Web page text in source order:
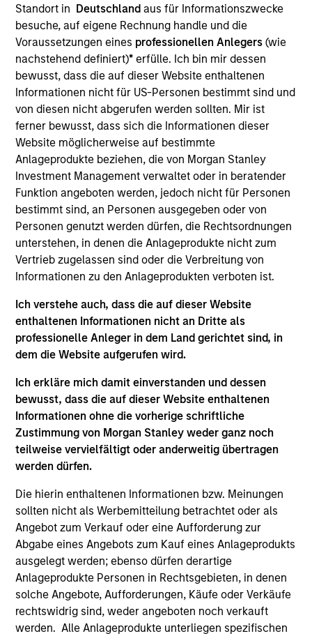
Standort in Deutschland aus für Informationszwecke
besuche, auf eigene Rechnung handle und die
Voraussetzungen eines professionellen Anlegers(wie
nachstehend definiert)* erfülle. Ich bin mir dessen
bewusst, dass die auf dieser Website enthaltenen
Informationen nicht für US-Personen bestimmt sind und
von diesen nicht abgerufen werden sollten. Mir ist
ferner bewusst, dass sich die Informationen dieser
Website möglicherweise auf bestimmte
Anlageprodukte beziehen, die von Morgan Stanley
Investment Management verwaltet oder in beratender
Funktion angeboten werden, jedoch nicht für Personen
bestimmt sind, an Personen ausgegeben oder von
Personen genutzt werden dürfen, die Rechtsordnungen
unterstehen, in denen die Anlageprodukte nicht zum
Vertrieb zugelassen sind oder die Verbreitung von
Informationen zu den Anlageprodukten verboten ist.
Ich verstehe auch, dass die auf dieser Website
enthaltenen Informationen nicht an Dritte als
professionelle Anleger in dem Land gerichtet sind, in
dem die Website aufgerufen wird.
Ich erkläre mich damit einverstanden und dessen
bewusst, dass die auf dieser Website enthaltenen
Informationen ohne die vorherige schriftliche
Zustimmung von Morgan Stanley weder ganz noch
teilweise vervielfältigt oder anderweitig übertragen
werden dürfen.
Die hierin enthaltenen Informationen bzw. Meinungen
sollten nicht als Werbemitteilung betrachtet oder als
Angebot zum Verkauf oder eine Aufforderung zur
Abgabe eines Angebots zum Kauf eines Anlageprodukts
ausgelegt werden; ebenso dürfen derartige
Anlageprodukte Personen in Rechtsgebieten, in denen
solche Angebote, Aufforderungen, Käufe oder Verkäufe
rechtswidrig sind, weder angeboten noch verkauft
werden. Alle Anlageprodukte unterliegen spezifischen
Sie setzen auf disziplinierte Verfahren
und streben danach, starke langfristige
Anlageergebnisse zu erzielen.
Wesentliche
Differenzierungsfaktoren
1
Globale Plattform mit Anlagekapazitäten, die
das gesamte Spektrum aktiver festverzinslicher
Anlagen abdecken
Spezialisierte Teams mit Schwerpunkt auf
Anleihen
2
Stärke
Autonomie und Spezialisierung ermöglichen es
jedem Team, seine einzigartige Stärke zu
nutzen
Aktives Management bietet die Möglichkeit zur
Alpha-Generierung